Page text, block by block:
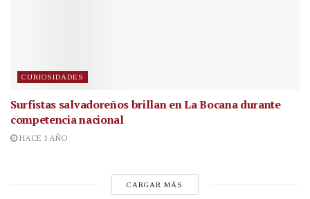
CURIOSIDADES
Surfistas salvadoreños brillan en La Bocana durante
competencia nacional
HACE 1 AÑO
CARGAR MÁS